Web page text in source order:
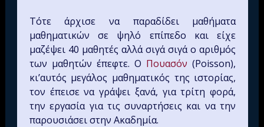
Τότε άρχισε να παραδίδει μαθήματα
μαθηματικών σε ψηλό επίπεδο και είχε
μαζέψει 40 μαθητές αλλά σιγά σιγά ο αριθμός
των μαθητών έπεφτε. Ο Πουασόν(Poisson),
κι’αυτός μεγάλος μαθηματικός της ιστορίας,
τον έπεισε να γράψει ξανά, για τρίτη φορά,
την εργασία για τις συναρτήσεις και να την
παρουσιάσει στην Ακαδημία.